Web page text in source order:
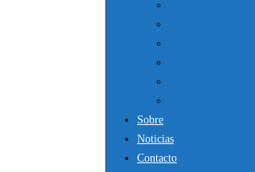
Sobre
Noticias
Contacto